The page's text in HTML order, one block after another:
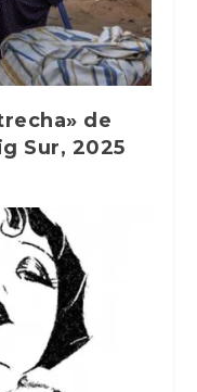
de
Sur, 2025